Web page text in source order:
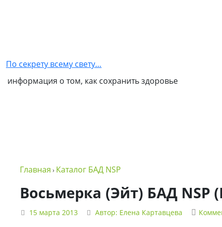
партнером
NSP
в
NSP
Политика
конфиденциальности
По секрету всему свету…
информация о том, как сохранить здоровье
Главная › Каталог БАД NSP
Восьмерка (Эйт) БАД NSP
15 марта 2013 Автор: Елена Картавцева